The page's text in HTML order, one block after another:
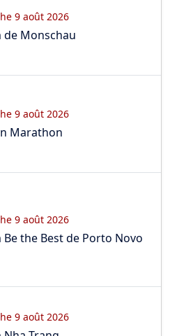
9 août 2026
Monschau
9 août 2026
Marathon
9 août 2026
the Best de Porto Novo
9 août 2026